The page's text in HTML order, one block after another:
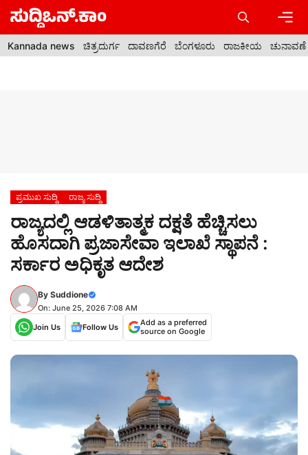
Skip
content
Kannada news ಚಿತ್ರದುರ್ಗ ದಾವಣಗೆರೆ ಬೆಂಗಳೂರು ರಾಜಕೀಯ ಚುನಾವಣೆ
ಪ್ರಮುಖ ಸುದ್ದಿ ರಾಜ್ಯ ಸುದ್ದಿ
ರಾಜ್ಯದಲ್ಲಿ ಆಡಳಿತಾತ್ಮಕ ದಕ್ಷತೆ ಹೆಚ್ಚಿಸಲು
ಹೊಸದಾಗಿ ಪ್ರಜಾಸೇವಾ ಇಲಾಖೆ ಸ್ಥಾಪನೆ :
ಸರ್ಕಾರ ಅಧಿಕೃತ ಆದೇಶ
By Suddione
On: June 25, 2026 7:08 AM
Join Us
Follow Us
Add as a preferred
source on Google